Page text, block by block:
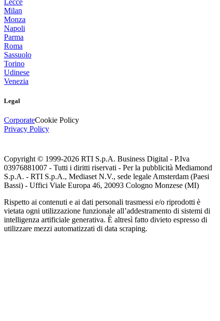
Lecce
Milan
Monza
Napoli
Parma
Roma
Sassuolo
Torino
Udinese
Venezia
Legal
CorporateCookie Policy
Privacy Policy
Copyright © 1999-2026 RTI S.p.A. Business Digital - P.Iva
03976881007 - Tutti i diritti riservati - Per la pubblicità Mediamond
S.p.A. - RTI S.p.A., Mediaset N.V., sede legale Amsterdam (Paesi
Bassi) - Uffici Viale Europa 46, 20093 Cologno Monzese (MI)
Rispetto ai contenuti e ai dati personali trasmessi e/o riprodotti è
vietata ogni utilizzazione funzionale all’addestramento di sistemi di
intelligenza artificiale generativa. È altresì fatto divieto espresso di
utilizzare mezzi automatizzati di data scraping.